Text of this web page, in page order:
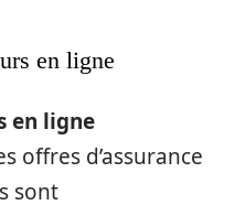
en ligne
en ligne
offres d’assurance
sont